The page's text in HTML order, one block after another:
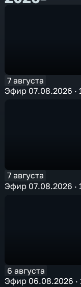
7 августа
Эфир 07.08.2026 ·
7 августа
Эфир 07.08.2026 ·
6 августа
Эфир 06.08.2026 ·